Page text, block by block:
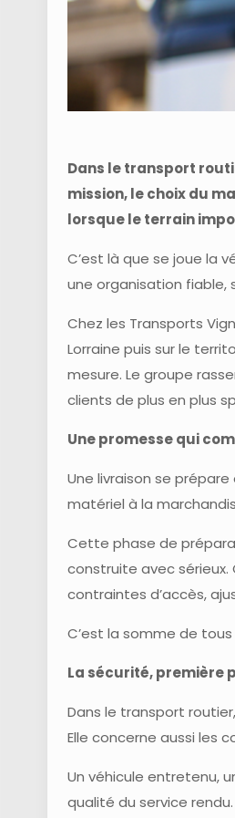
Dans le transport
mission, le choix du
lorsque le terrain
C’est là que se joue la
une organisation fiable,
Chez les Transports
Lorraine puis sur le
mesure. Le groupe
clients de plus en plus
Une promesse qui
Une livraison se
matériel à la
Cette phase de
construite avec sérieux.
contraintes d’accès,
C’est la somme de
La sécurité, première
Dans le transport
Elle concerne aussi les
Un véhicule entretenu,
qualité du service